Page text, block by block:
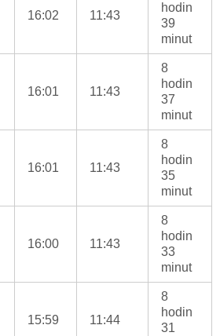
16:02 11:43
hodin
39
minut
16:01 11:43
8
hodin
37
minut
16:01 11:43
8
hodin
35
minut
16:00 11:43
8
hodin
33
minut
15:59 11:44
8
hodin
31